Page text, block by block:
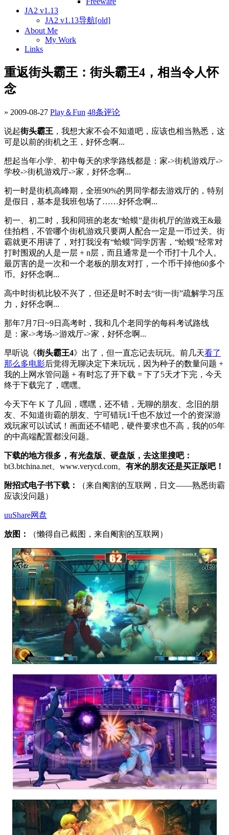
JA2 v1.13
JA2 v1.13导航[old]
About Me
My Work
Links
重返街头霸王：街头霸王4，相当令人怀
念
» 2009-08-27 Play＆Fun 48条评论
说起街头霸王 ，我想大家不会不知道吧，应该也相当熟悉，这
可是以前的街机之王，好怀念啊...
想起当年小学、初中每天的求学路线都是：家->街机游戏厅->
学校->街机游戏厅->家，好怀念啊...
初一时是街机高峰期，全班90%的男同学都去游戏厅的，特别
是假日，基本是我班包场了……好怀念啊...
初一、初二时，我和同班的老友“蛤蟆”是街机厅的游戏王&最
佳拍档，不管哪个街机游戏只要两人配合一定是一币过关。街
霸就更不用讲了，对打我没有“蛤蟆”同学厉害，“蛤蟆”经常对
打时围观的人是一层 + n层，而且通常是一个币打十几个人。
最厉害的是一次和一个老板的朋友对打，一个币干掉他60多个
币。好怀念啊...
高中时街机比较不兴了，但还是时不时去“街一街”疏解学习压
力，好怀念啊...
那年7月7日~9日高考时，我和几个老同学的每科考试路线
是：家->考场->游戏厅->家，好怀念啊...
早听说《街头霸王4》出了，但一直忘记去玩玩。前几天看了
那么多电影后觉得无聊决定下来玩玩，因为种子的数量问题 +
我的上网水管问题 + 有时忘了开下载 = 下了5天才下完，今天
终于下载完了，嘿嘿。
今天下午 K 了几回，嘿嘿，还不错，无聊的朋友、念旧的朋
友、不知道街霸的朋友、宁可错玩1千也不放过一个的资深游
戏玩家可以试试！画面还不错吧，硬件要求也不高，我的05年
的中高端配置都没问题。
下载的地方很多，有光盘版、硬盘版，去这里搜吧：
bt3.btchina.net、www.verycd.com。 有米的朋友还是买正版吧！
附招式电子书下载：
（来自阉割的互联网，日文——熟悉街霸
应该没问题）
uuShare网盘
放图： （懒得自己截图，来自阉割的互联网）